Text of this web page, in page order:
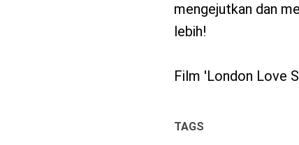
mengejutkan dan
lebih!
Film 'London Love
TAGS